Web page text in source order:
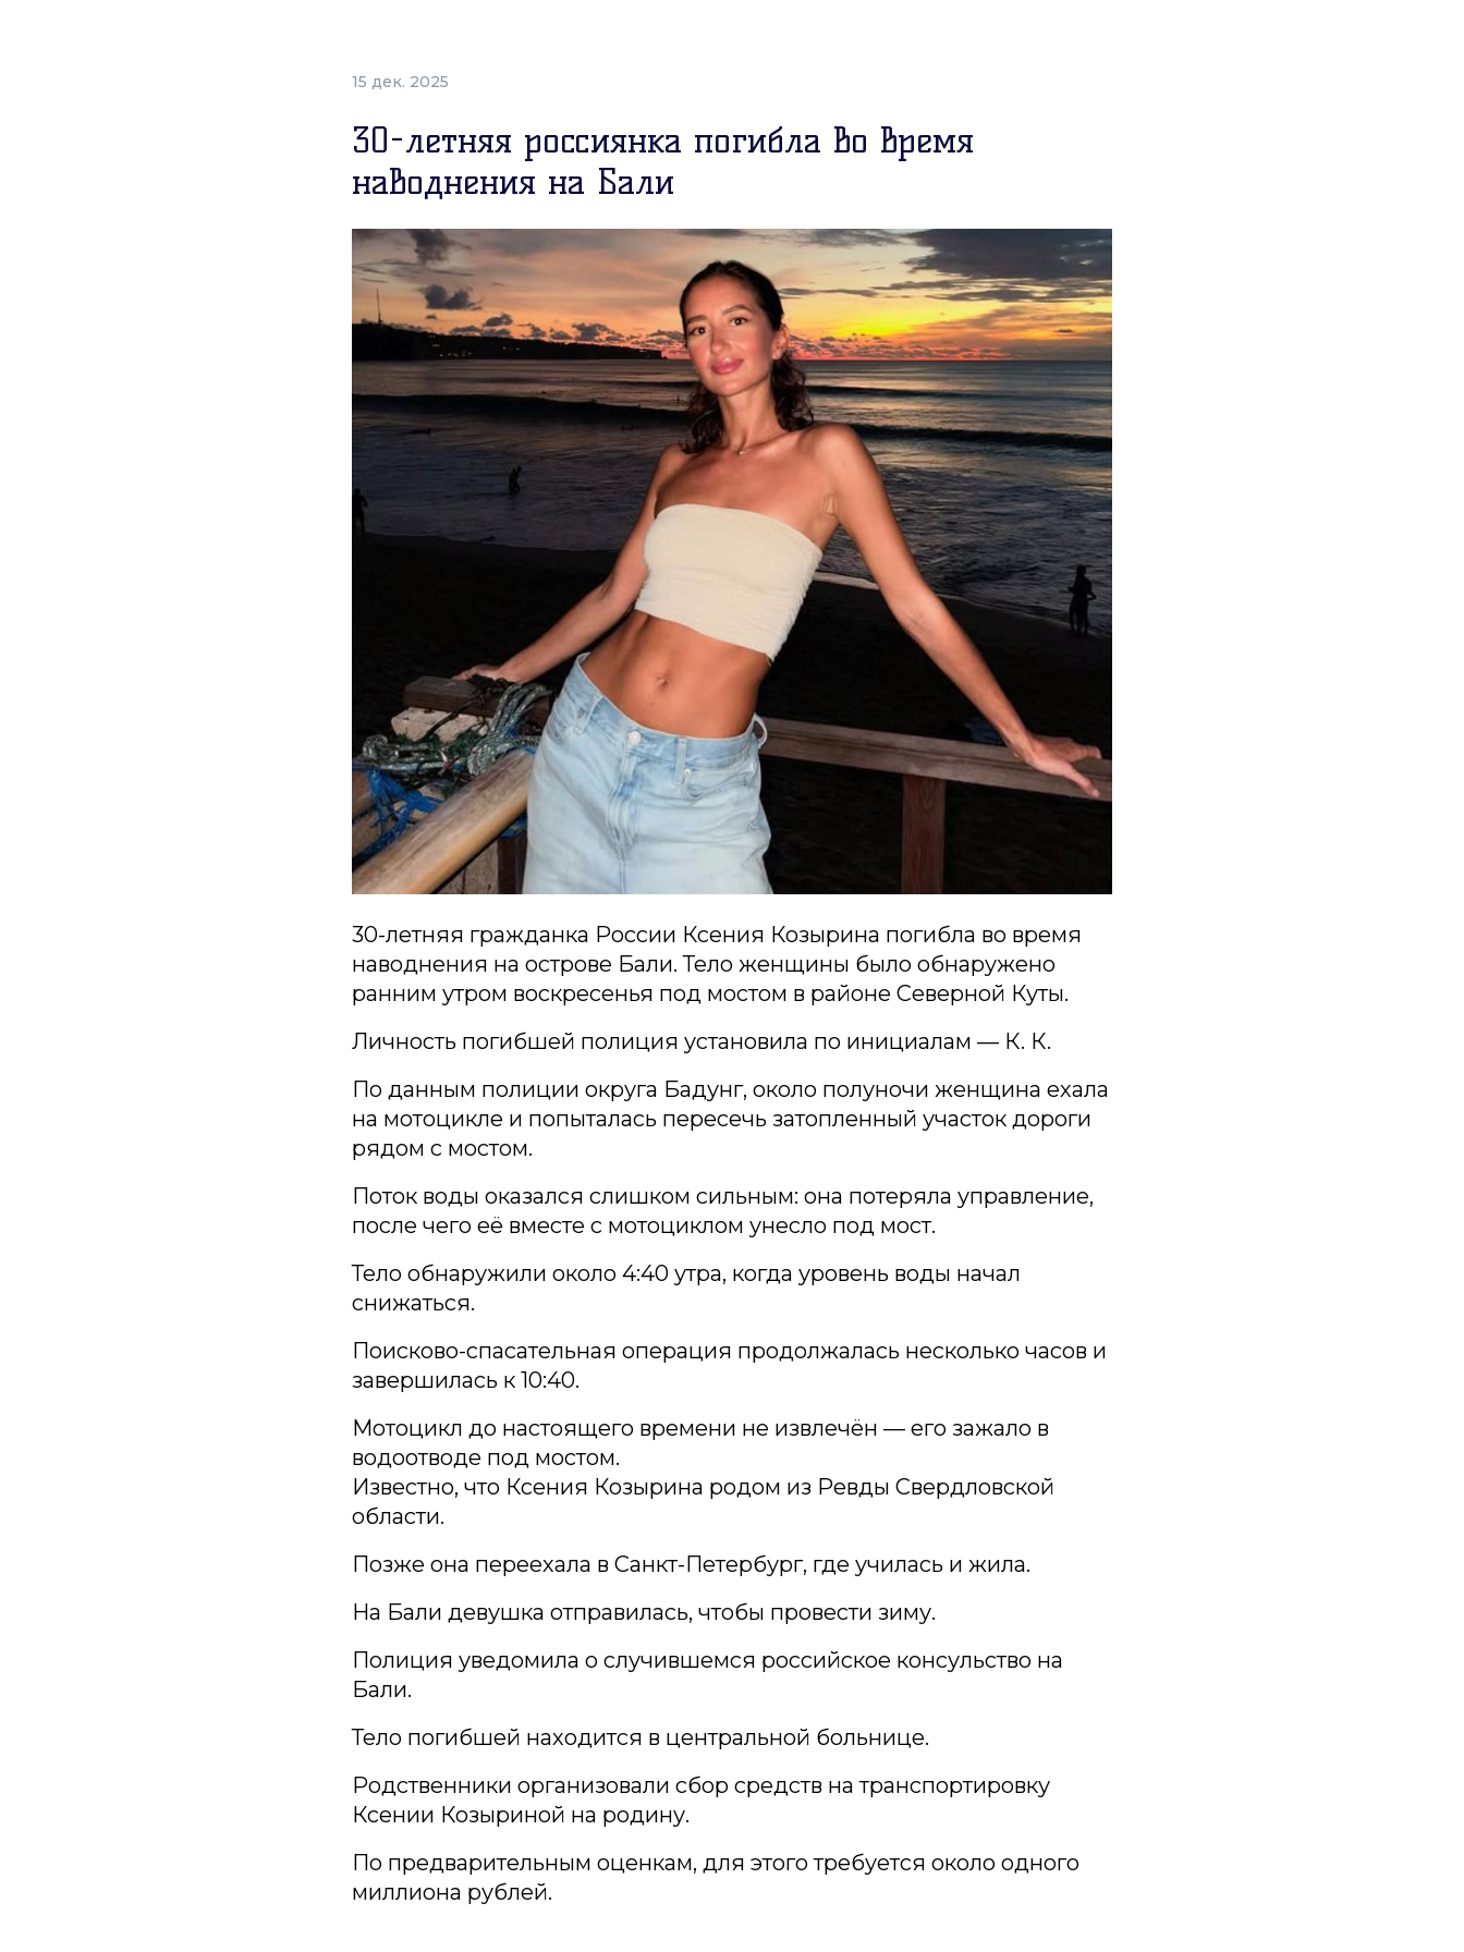
15 дек. 2025
30-летняя россиянка погибла во время
наводнения на Бали
30-летняя гражданка России Ксения Козырина погибла во время
наводнения на острове Бали. Тело женщины было обнаружено
ранним утром воскресенья под мостом в районе Северной Куты.
Личность погибшей полиция установила по инициалам — К. К.
По данным полиции округа Бадунг, около полуночи женщина ехала
на мотоцикле и попыталась пересечь затопленный участок дороги
рядом с мостом.
Поток воды оказался слишком сильным: она потеряла управление,
после чего её вместе с мотоциклом унесло под мост.
Тело обнаружили около 4:40 утра, когда уровень воды начал
снижаться.
Поисково-спасательная операция продолжалась несколько часов и
завершилась к 10:40.
Мотоцикл до настоящего времени не извлечён — его зажало в
водоотводе под мостом.
Известно, что Ксения Козырина родом из Ревды Свердловской
области.
Позже она переехала в Санкт-Петербург, где училась и жила.
На Бали девушка отправилась, чтобы провести зиму.
Полиция уведомила о случившемся российское консульство на
Бали.
Тело погибшей находится в центральной больнице.
Родственники организовали сбор средств на транспортировку
Ксении Козыриной на родину.
По предварительным оценкам, для этого требуется около одного
миллиона рублей.